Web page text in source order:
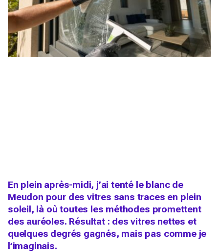
En plein après-midi, j’ai tenté le blanc de
Meudon pour des vitres sans traces en plein
soleil, là où toutes les méthodes promettent
des auréoles. Résultat : des vitres nettes et
quelques degrés gagnés, mais pas comme je
l’imaginais.